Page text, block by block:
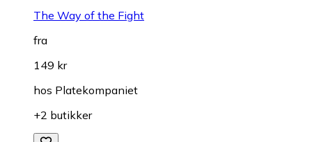
The Way of the Fight
fra
149 kr
hos Platekompaniet
+2 butikker